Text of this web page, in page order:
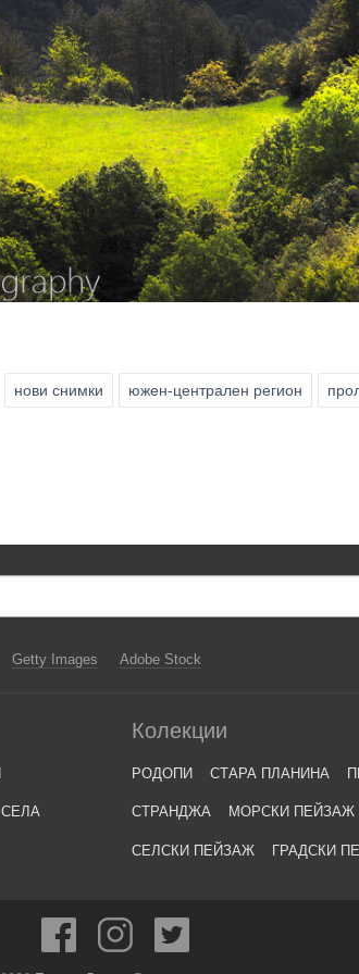
нови снимки южен-централен регион
Getty Images Adobe Stock
СЕЛА
Колекции
РОДОПИ СТАРА ПЛАНИНА
СТРАНДЖА МОРСКИ ПЕЙЗАЖ
СЕЛСКИ ПЕЙЗАЖ ГРАДСКИ